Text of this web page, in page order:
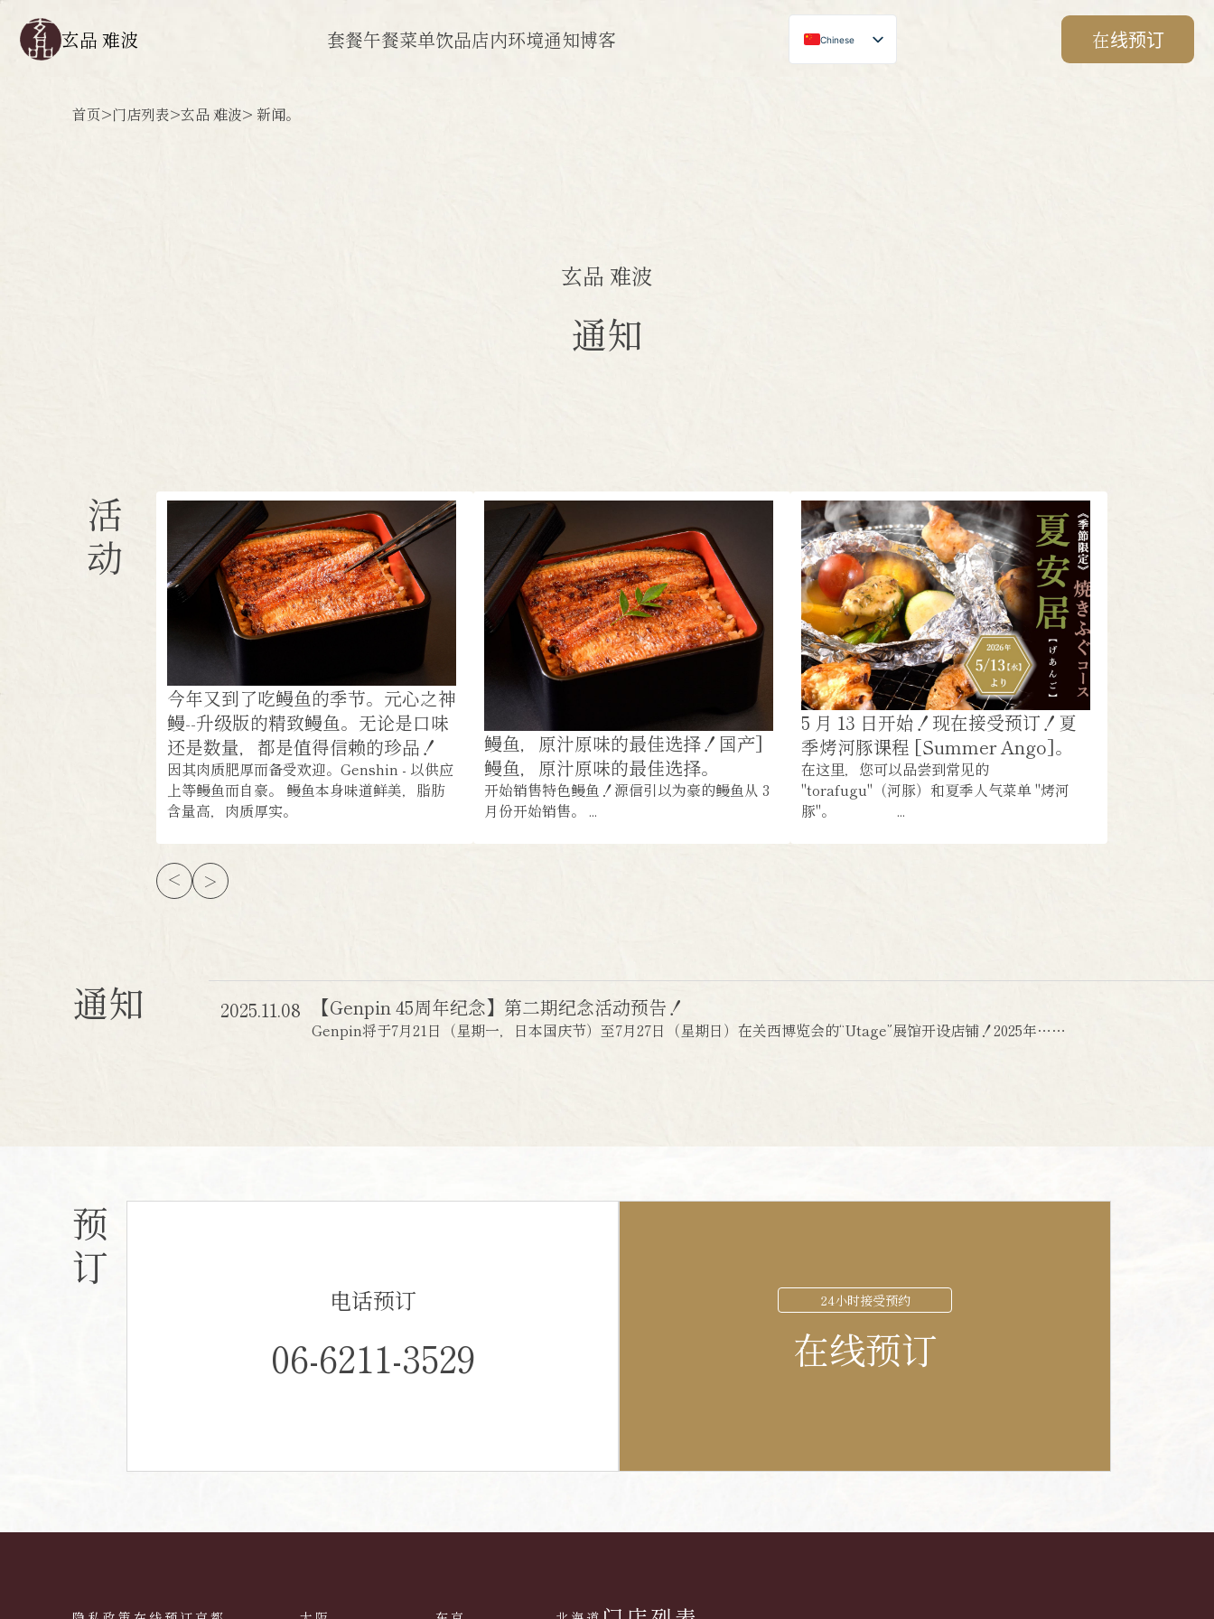
玄品 难波 套餐午餐菜单饮品店内环境通知博客 Chinese 在线预订
首页>门店列表>玄品 难波> 新闻。
玄品 难波
通知
活
动
今年又到了吃鳗鱼的季节。元心之神
鳗--升级版的精致鳗鱼。无论是口味
还是数量，都是值得信赖的珍品！
因其肉质肥厚而备受欢迎。Genshin - 以供应
上等鳗鱼而自豪。 鳗鱼本身味道鲜美，脂肪
含量高，肉质厚实。
鳗鱼，原汁原味的最佳选择！国产]
鳗鱼，原汁原味的最佳选择。
开始销售特色鳗鱼！源信引以为豪的鳗鱼从 3
月份开始销售。 ...
5 月 13 日开始！现在接受预订！夏
季烤河豚课程 [Summer Ango]。
在这里，您可以品尝到常见的
"torafugu"（河豚）和夏季人气菜单 "烤河
豚"。 ...
通知 2025.11.08 【Genpin 45周年纪念】第二期纪念活动预告！
Genpin将于7月21日（星期一，日本国庆节）至7月27日（星期日）在关西博览会的“Utage”展馆开设店铺！2025年……
预
订
电话预订
06-6211-3529
24小时接受预约
在线预订